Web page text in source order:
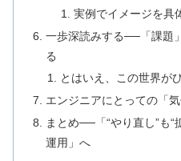
実例でイメージを具
一歩深読みする──「課題
る
とはいえ、この世界が
エンジニアにとっての「
まとめ──「“やり直し”も
運用」へ